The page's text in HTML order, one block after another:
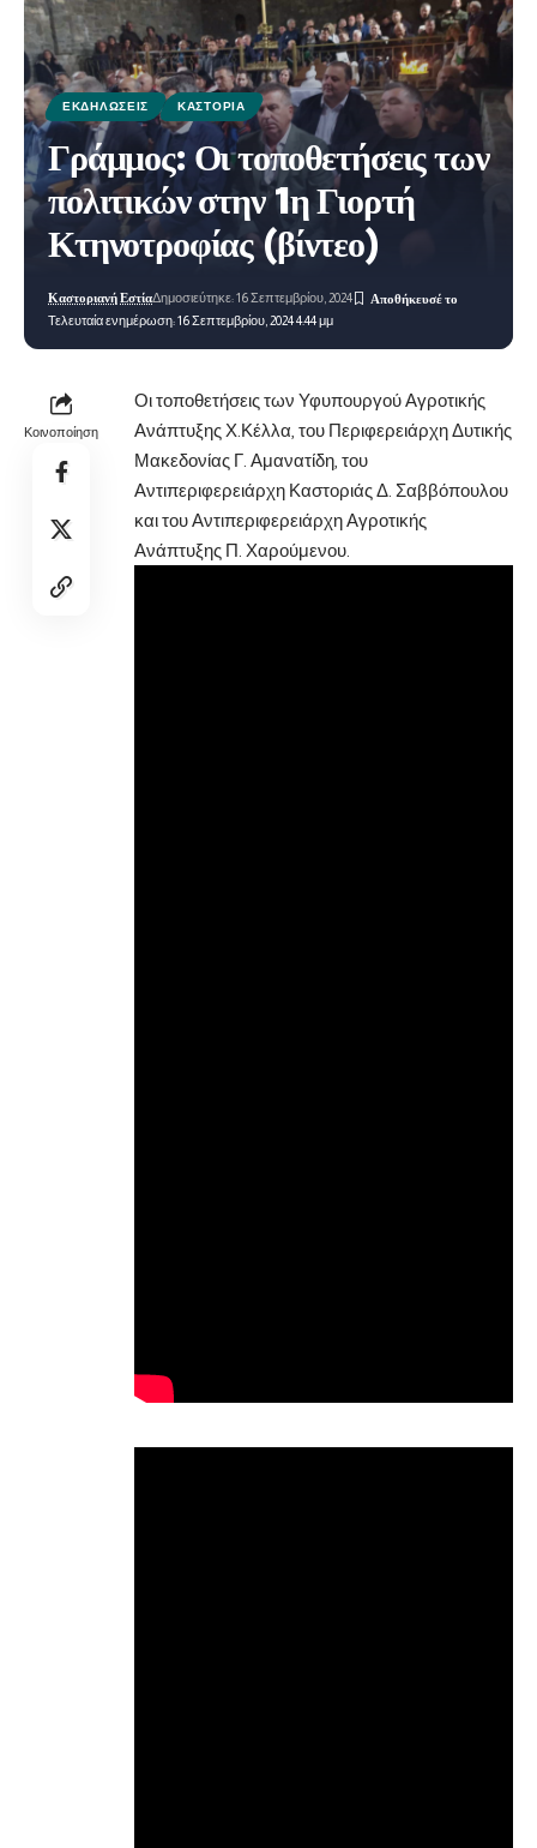
ΕΚΔΗΛΏΣΕΙΣ ΚΑΣΤΟΡΙΆ
Γράμμος: Οι τοποθετήσεις των
πολιτικών στην 1η Γιορτή
Κτηνοτροφίας (βίντεο)
Τελευταία ενημέρωση: 16 Σεπτεμβρίου, 2024 4:44 μμ
Καστοριανή ΕστίαΔημοσιεύτηκε: 16 Σεπτεμβρίου, 2024
Κοινοποίηση
Οι τοποθετήσεις των Υφυπουργού Αγροτικής
Ανάπτυξης Χ.Κέλλα, του Περιφερειάρχη Δυτικής
Μακεδονίας Γ. Αμανατίδη, του
Αντιπεριφερειάρχη Καστοριάς Δ. Σαββόπουλου
και του Αντιπεριφερειάρχη Αγροτικής
Ανάπτυξης Π. Χαρούμενου.